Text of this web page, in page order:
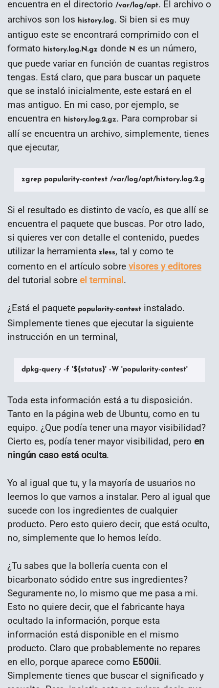
encuentra en el directorio /var/log/apt. El archivo o
archivos son los history.log. Si bien si es muy
antiguo este se encontrará comprimido con el
formato history.log.N.gz donde N es un número,
que puede variar en función de cuantas registros
tengas. Está claro, que para buscar un paquete
que se instaló inicialmente, este estará en el
mas antiguo. En mi caso, por ejemplo, se
encuentra en history.log.2.gz. Para comprobar si
allí se encuentra un archivo, simplemente, tienes
que ejecutar,
zgrep popularity-contest /var/log/apt/history.log.2.gz
Si el resultado es distinto de vacío, es que allí se
encuentra el paquete que buscas. Por otro lado,
si quieres ver con detalle el contenido, puedes
utilizar la herramienta zless, tal y como te
comento en el artículo sobre visores y editores
del tutorial sobre el terminal.
¿Está el paquete popularity-contest instalado.
Simplemente tienes que ejecutar la siguiente
instrucción en un terminal,
dpkg-query -f '${status}' -W 'popularity-contest'
Toda esta información está a tu disposición.
Tanto en la página web de Ubuntu, como en tu
equipo. ¿Que podía tener una mayor visibilidad?
Cierto es, podía tener mayor visibilidad, pero en
ningún caso está oculta.
Yo al igual que tu, y la mayoría de usuarios no
leemos lo que vamos a instalar. Pero al igual que
sucede con los ingredientes de cualquier
producto. Pero esto quiero decir, que está oculto,
no, simplemente que lo hemos leído.
¿Tu sabes que la bollería cuenta con el
bicarbonato sódido entre sus ingredientes?
Seguramente no, lo mismo que me pasa a mi.
Esto no quiere decir, que el fabricante haya
ocultado la información, porque esta
información está disponible en el mismo
producto. Claro que probablemente no repares
en ello, porque aparece como E500ii.
Simplemente tienes que buscar el significado y